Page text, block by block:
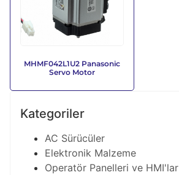
Kategoriler
AC Sürücüler
Elektronik Malzeme
Operatör Panelleri ve HMI'lar
MHMF042L1U2 Panasonic
Servo Motor